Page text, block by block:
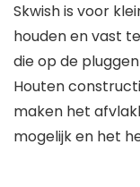
Skwish is voor
houden en vast
die op de
Houten
maken het
mogelijk en het